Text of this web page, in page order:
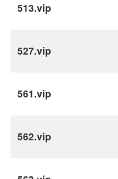
513.vip
527.vip
561.vip
562.vip